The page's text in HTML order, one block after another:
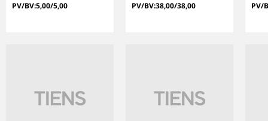
PV/BV:5,00/5,00 PV/BV:38,00/38,00 PV/